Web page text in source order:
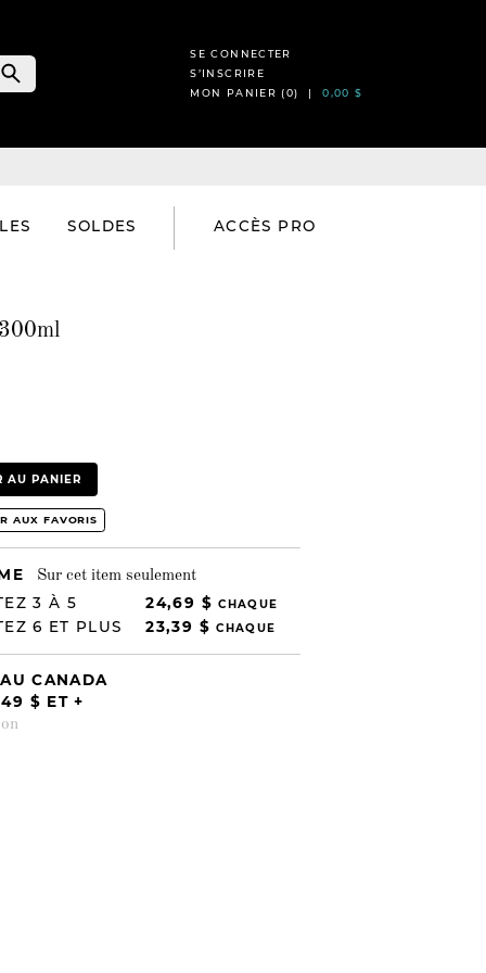
SE CONNECTER
S’INSCRIRE
MON PANIER (0) |0,00 $
SOLDES ACCÈS PRO
AU PANIER
AUX FAVORIS
Sur cet item seulement
3 À 5
24,69 $CHAQUE
6 ET PLUS 23,39 $CHAQUE
CANADA
$ ET +